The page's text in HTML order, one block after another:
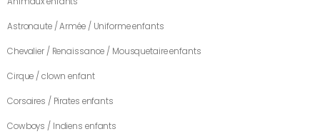
Astronaute / Armée / Uniforme enfants
Chevalier / Renaissance / Mousquetaire enfants
Cirque / clown enfant
Corsaires / Pirates enfants
Cowboys / Indiens enfants